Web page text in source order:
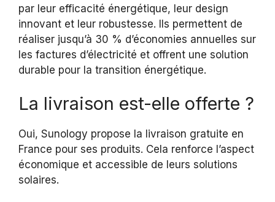
par leur efficacité énergétique, leur design
innovant et leur robustesse. Ils permettent de
réaliser jusqu’à 30 % d’économies annuelles sur
les factures d’électricité et offrent une solution
durable pour la transition énergétique.
La livraison est-elle offerte ?
Oui, Sunology propose la livraison gratuite en
France pour ses produits. Cela renforce l’aspect
économique et accessible de leurs solutions
solaires.